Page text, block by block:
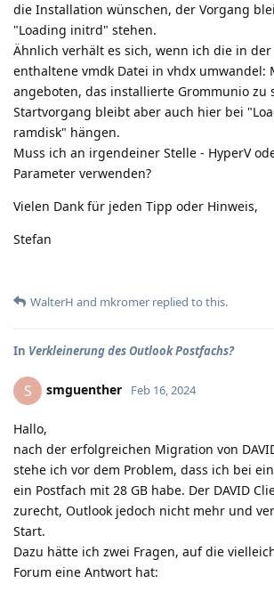
die Installation wünschen, der Vorgang
"Loading initrd" stehen.
Ähnlich verhält es sich, wenn ich die in der
enthaltene vmdk Datei in vhdx umwandel:
angeboten, das installierte Grommunio zu
Startvorgang bleibt aber auch hier bei
ramdisk" hängen.
Muss ich an irgendeiner Stelle - HyperV
Parameter verwenden?
Vielen Dank für jeden Tipp oder Hinweis,
Stefan
WalterH and mkromer replied to this.
In Verkleinerung des Outlook Postfachs?
S smguenther Feb 16, 2024
Hallo,
nach der erfolgreichen Migration von
stehe ich vor dem Problem, dass ich bei
ein Postfach mit 28 GB habe. Der DAVID
zurecht, Outlook jedoch nicht mehr und
Start.
Dazu hätte ich zwei Fragen, auf die
Forum eine Antwort hat: